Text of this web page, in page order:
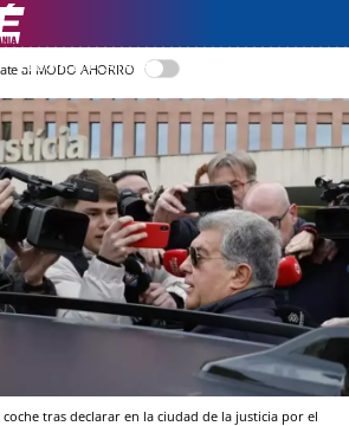
LLEGIR EN CATALÀ
al MODO AHORRO
tras declarar en la ciudad de la justicia por el